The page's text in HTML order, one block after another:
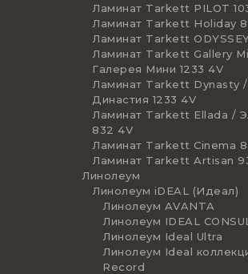
Ламинат Tarkett PILOT
Ламинат Tarkett Holiday
Ламинат Tarkett
Ламинат Tarkett Gallery
Галерея Мини 1233 4V
Ламинат Tarkett Dynasty /
Династия 1233 4V
Ламинат Tarkett Ellada /
832 4V
Ламинат Tarkett Cinema
Ламинат Tarkett Artisan
Линолеум
Линолеум iDEAL (Идеал)
Линолеум AVANTA
Линолеум IDEAL CONSUL
Линолеум Ideal Ultra
Линолеум Ideal
Record